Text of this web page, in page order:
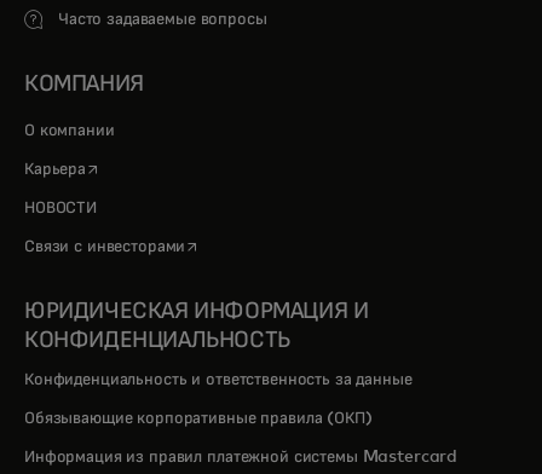
Часто задаваемые вопросы
КОМПАНИЯ
О компании
Карьера opens in a new tab
НОВОСТИ
Связи с инвесторами opens in a new tab
ЮРИДИЧЕСКАЯ ИНФОРМАЦИЯ И
КОНФИДЕНЦИАЛЬНОСТЬ
Конфиденциальность и ответственность за данные
Обязывающие корпоративные правила (ОКП)
Информация из правил платежной системы Mastercard